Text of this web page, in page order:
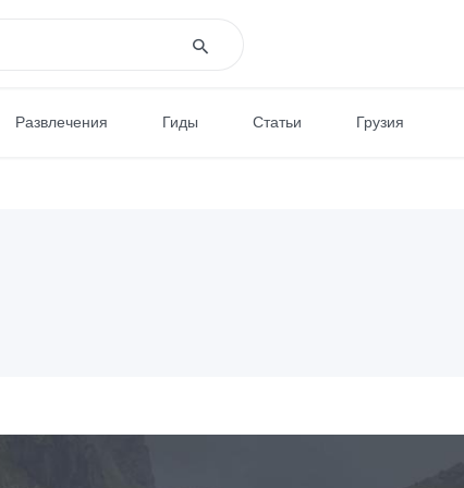
Развлечения Гиды Статьи Грузия